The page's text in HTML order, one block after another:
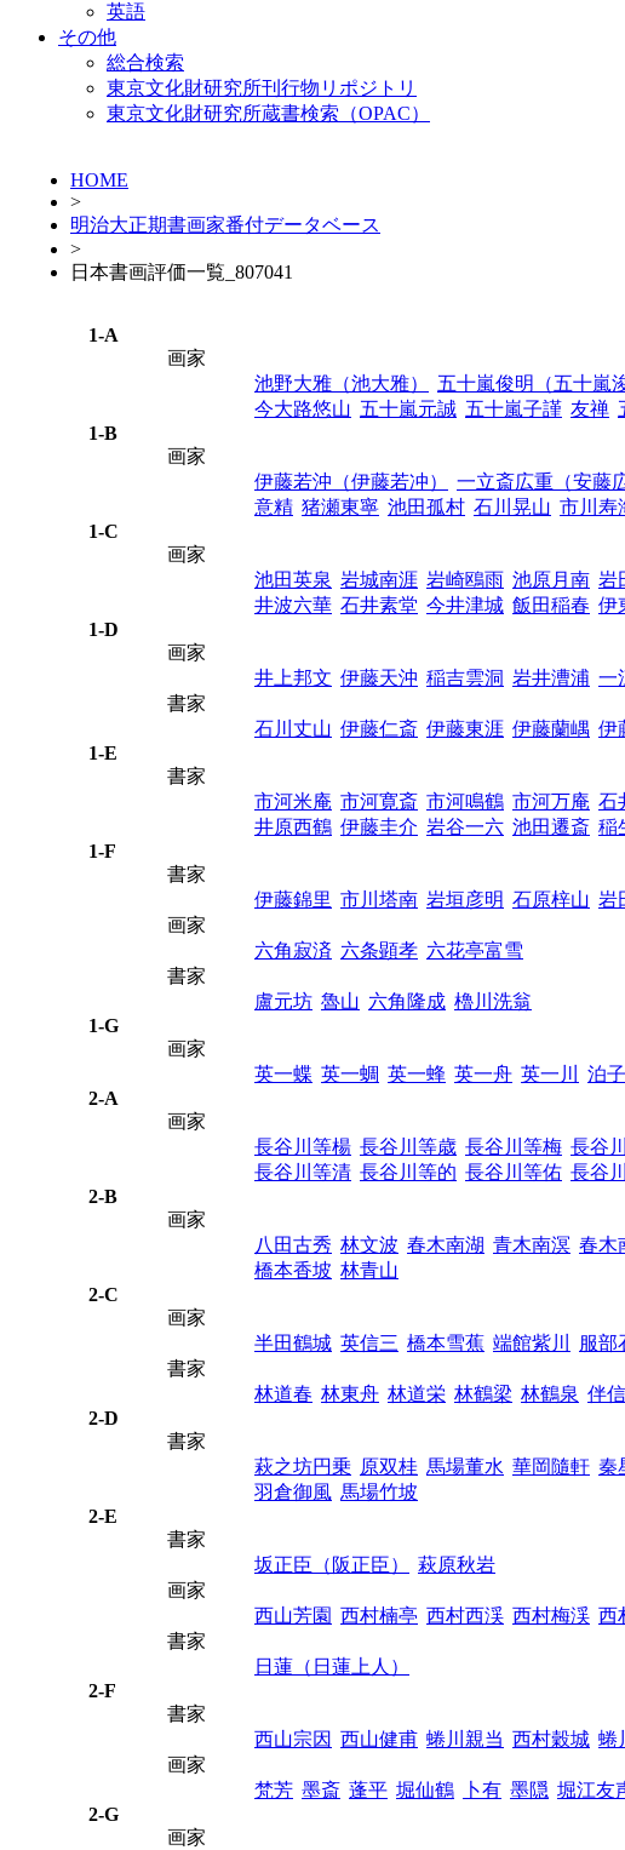
英語
その他
総合検索
東京文化財研究所刊行物リポジトリ
東京文化財研究所蔵書検索（OPAC）
HOME
>
明治大正期書画家番付データベース
>
日本書画評価一覧_807041
1-A
画家
池野大雅（池大雅）
五十嵐俊明（五十嵐
今大路悠山 五十嵐元誠 五十嵐子謹 友禅
1-B
画家
伊藤若沖（伊藤若冲）
一立斎広重（安藤
意精 猪瀬東寧 池田孤村 石川晃山 市川寿
1-C
画家
池田英泉 岩城南涯 岩崎鴎雨 池原月南 岩
井波六華 石井素堂 今井津城 飯田稲春 伊
1-D
画家
井上邦文 伊藤天沖 稲吉雲洞 岩井漕浦 一
書家
石川丈山 伊藤仁斎 伊藤東涯 伊藤蘭嵎 伊
1-E
書家
市河米庵 市河寛斎 市河鳴鶴 市河万庵 石
井原西鶴 伊藤圭介 岩谷一六 池田遷斎 稲
1-F
書家
伊藤錦里 市川塔南 岩垣彦明 石原梓山 岩
画家
六角寂済 六条顕孝 六花亭富雪
書家
盧元坊 魯山 六角隆成 櫓川洗翁
1-G
画家
英一蝶 英一蜩 英一蜂 英一舟 英一川 泊子
2-A
画家
長谷川等楊 長谷川等歳 長谷川等梅 長谷
長谷川等清 長谷川等的 長谷川等佑 長谷
2-B
画家
八田古秀 林文波 春木南湖 青木南溟 春木
橋本香坡 林青山
2-C
画家
半田鶴城 英信三 橋本雪蕉 端館紫川 服部
書家
林道春 林東舟 林道栄 林鶴梁 林鶴泉 伴
2-D
書家
萩之坊円乗 原双桂 馬場董水 華岡隨軒 秦
羽倉御風 馬場竹坡
2-E
書家
坂正臣（阪正臣）
萩原秋岩
画家
西山芳園 西村楠亭 西村西渓 西村梅渓 西
書家
日蓮（日蓮上人）
2-F
書家
西山宗因 西山健甫 蜷川親当 西村穀城 蜷
画家
梵芳 墨斎 蓬平 堀仙鶴 卜有 墨隠 堀江友
2-G
画家